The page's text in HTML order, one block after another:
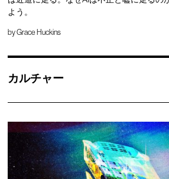
よう。
byGrace Huckins
カルチャー